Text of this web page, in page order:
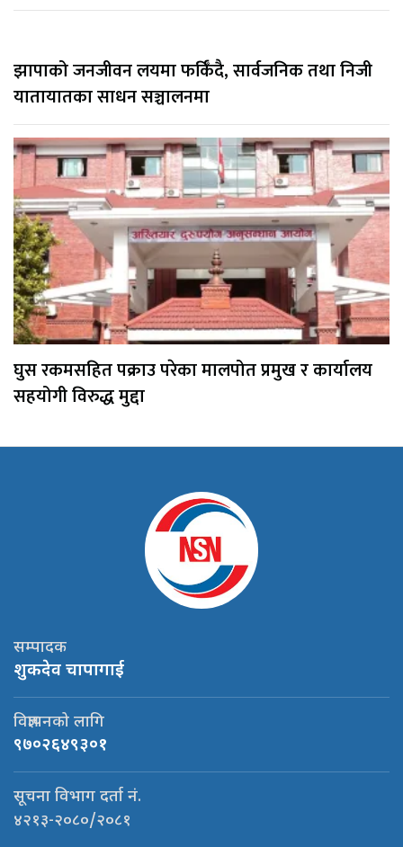
झापाको जनजीवन लयमा फर्किँदै, सार्वजनिक तथा निजी
यातायातका साधन सञ्चालनमा
घुस रकमसहित पक्राउ परेका मालपोत प्रमुख र कार्यालय
सहयोगी विरुद्ध मुद्दा
सम्पादक
शुकदेव चापागाई
विज्ञापनको लागि
९७०२६४९३०१
सूचना विभाग दर्ता नं.
४२१३-२०८०/२०८१